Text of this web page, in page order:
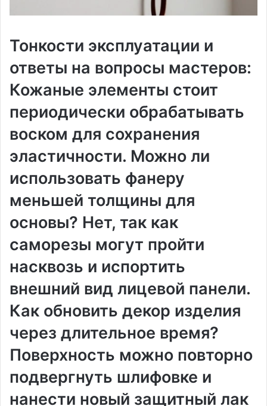
Тонкости эксплуатации и
ответы на вопросы мастеров:
Кожаные элементы стоит
периодически обрабатывать
воском для сохранения
эластичности. Можно ли
использовать фанеру
меньшей толщины для
основы? Нет, так как
саморезы могут пройти
насквозь и испортить
внешний вид лицевой панели.
Как обновить декор изделия
через длительное время?
Поверхность можно повторно
подвергнуть шлифовке и
нанести новый защитный лак